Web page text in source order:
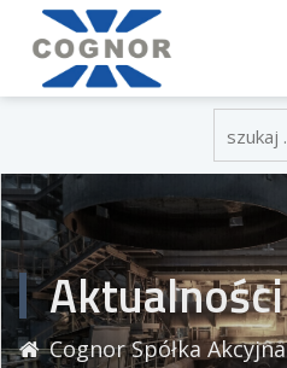
Aktualności
Cognor Spółka Akcyjna